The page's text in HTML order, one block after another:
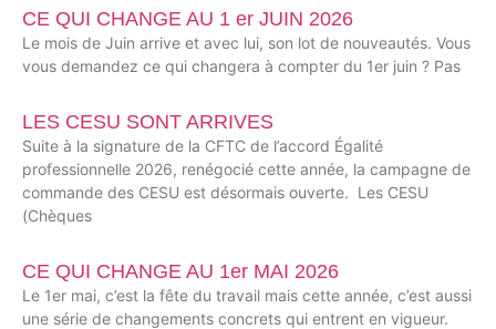
CE QUI CHANGE AU 1 er JUIN 2026
Le mois de Juin arrive et avec lui, son lot de nouveautés. Vous
vous demandez ce qui changera à compter du 1er juin ? Pas
LES CESU SONT ARRIVES
Suite à la signature de la CFTC de l’accord Égalité
professionnelle 2026, renégocié cette année, la campagne de
commande des CESU est désormais ouverte. Les CESU
(Chèques
CE QUI CHANGE AU 1er MAI 2026
Le 1er mai, c’est la fête du travail mais cette année, c’est aussi
une série de changements concrets qui entrent en vigueur.